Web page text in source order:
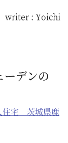
writer : Yoichi
ーデンの
住宅 茨城県鹿